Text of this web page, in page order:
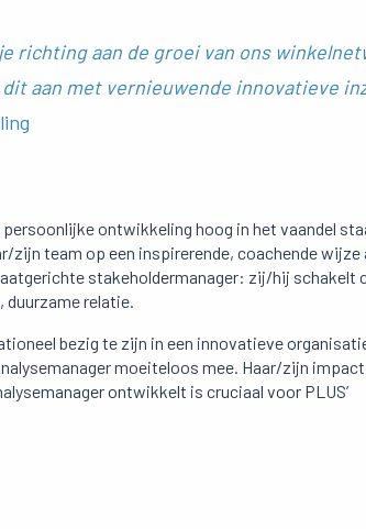
richting aan de groei van ons
aan met vernieuwende innovatieve
ontwikkeling hoog in het vaandel
team op een inspirerende, coachende wijze
stakeholdermanager: zij/hij schakelt
duurzame relatie.
bezig te zijn in een innovatieve
moeiteloos mee. Haar/zijn
ontwikkelt is cruciaal voor PLUS’